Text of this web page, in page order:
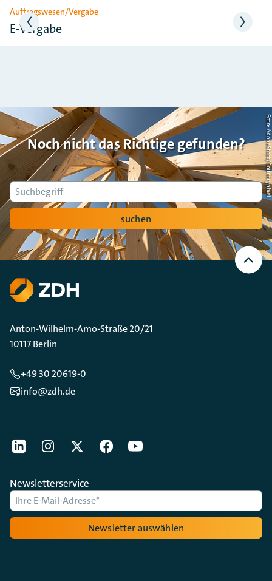
Slider überspringen
Auftragswesen/Vergabe
E-Vergabe
Noch nicht das Richtige gefunden?
Suche
suchen
Foto: AdobeStock/Countrypixel
Nach
oben
Scrollen
Anton-Wilhelm-Amo-Straße 20/21
10117 Berlin
+49 30 20619-0
info@zdh.de
[Der ZDH in den Sozialen Netzwerken]
LinkedIninstagramTwitterFacebookYoutube
Newsletterservice
Newsletter auswählen